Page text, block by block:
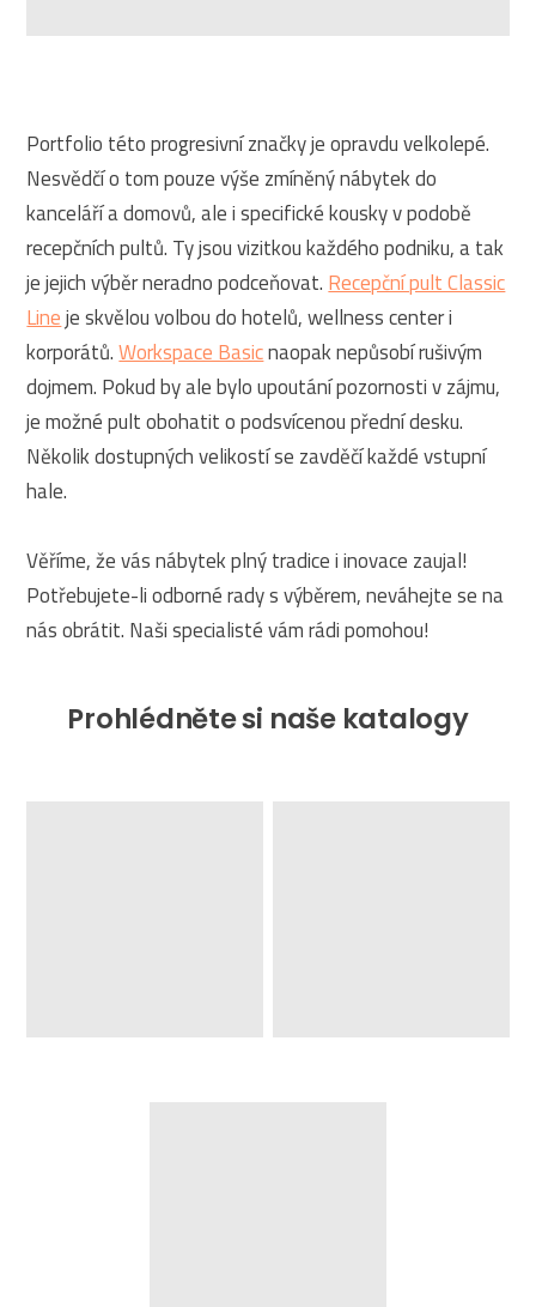
Portfolio této progresivní značky je opravdu velkolepé.
Nesvědčí o tom pouze výše zmíněný nábytek do
kanceláří a domovů, ale i specifické kousky v podobě
recepčních pultů. Ty jsou vizitkou každého podniku, a tak
je jejich výběr neradno podceňovat. Recepční pult Classic
Lineje skvělou volbou do hotelů, wellness center i
korporátů.Workspace Basicnaopak nepůsobí rušivým
dojmem. Pokud by ale bylo upoutání pozornosti v zájmu,
je možné pult obohatit o podsvícenou přední desku.
Několik dostupných velikostí se zavděčí každé vstupní
hale.
Věříme, že vás nábytek plný tradice i inovace zaujal!
Potřebujete-li odborné rady s výběrem, neváhejte se na
nás obrátit. Naši specialisté vám rádi pomohou!
Prohlédněte si naše katalogy